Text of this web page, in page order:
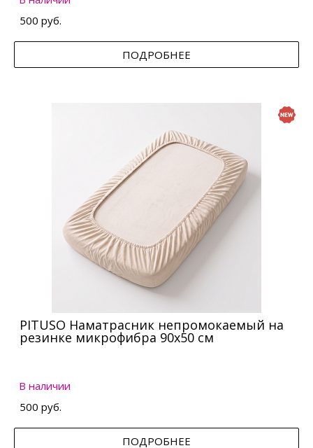
500 руб.
ПОДРОБНЕЕ
PITUSO Наматрасник непромокаемый на
резинке микрофибра 90х50 см
В наличии
500 руб.
ПОДРОБНЕЕ